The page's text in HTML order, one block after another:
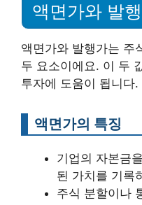
액면가와 발
액면가와 발행가는 주
두 요소이에요. 이 두
투자에 도움이 됩니다.
액면가의 특징
기업의 자본금
된 가치를 기록
주식 분할이나